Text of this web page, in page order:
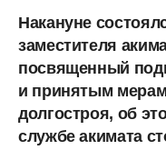
Накануне
заместителя
посвященный
и принятым
долгостроя, об
службе акимата